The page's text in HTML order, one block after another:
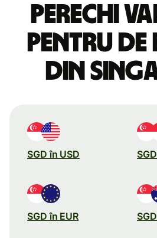
perechi
pentru
din
SGD în USD
SGD în EUR